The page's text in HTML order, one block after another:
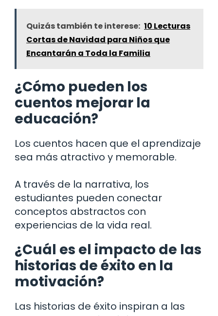
Quizás también te interese: 10 Lecturas
Cortas de Navidad para Niños que
Encantarán a Toda la Familia
¿Cómo pueden los
cuentos mejorar la
educación?
Los cuentos hacen que el aprendizaje
sea más atractivo y memorable.
A través de la narrativa, los
estudiantes pueden conectar
conceptos abstractos con
experiencias de la vida real.
¿Cuál es el impacto de las
historias de éxito en la
motivación?
Las historias de éxito inspiran a las